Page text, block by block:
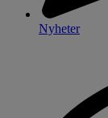
Nyheter